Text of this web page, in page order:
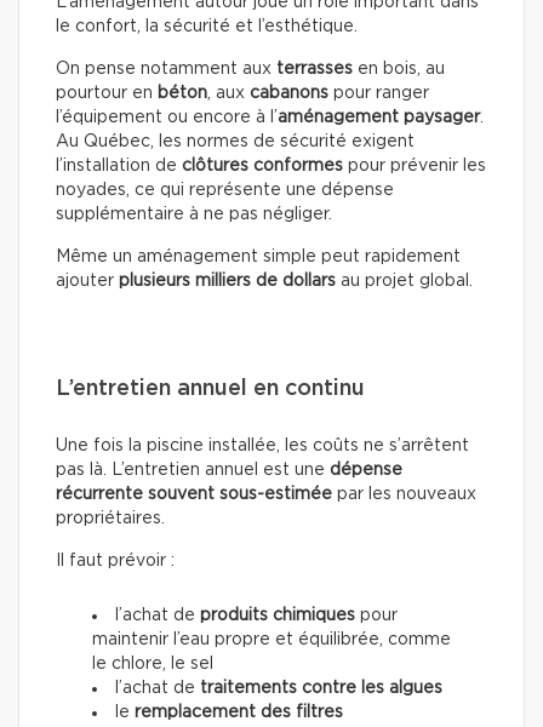
le confort, la sécurité et l’esthétique.
On pense notamment aux terrasses en bois, au
pourtour en béton, aux cabanons pour ranger
l’équipement ou encore à l’aménagement paysager.
Au Québec, les normes de sécurité exigent
l’installation de clôtures conformes pour prévenir les
noyades, ce qui représente une dépense
supplémentaire à ne pas négliger.
Même un aménagement simple peut rapidement
ajouter plusieurs milliers de dollars au projet global.
L’entretien annuel en continu
Une fois la piscine installée, les coûts ne s’arrêtent
pas là. L’entretien annuel est une dépense
récurrente souvent sous-estimée par les nouveaux
propriétaires.
Il faut prévoir :
l’achat de produits chimiques pour
maintenir l’eau propre et équilibrée, comme
le chlore, le sel
l’achat de traitements contre les algues
le remplacement des filtres